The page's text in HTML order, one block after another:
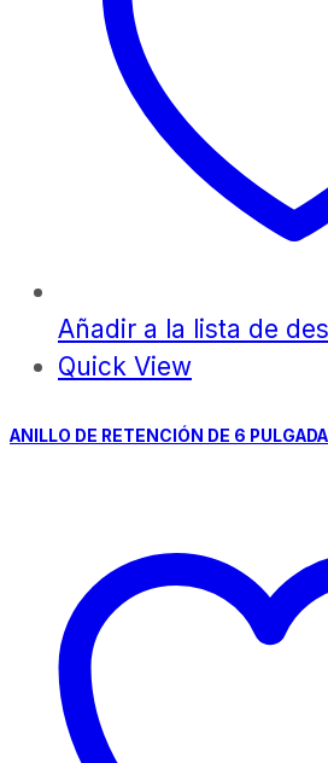
Añadir a la lista de
Quick View
ANILLO DE RETENCIÓN DE 6